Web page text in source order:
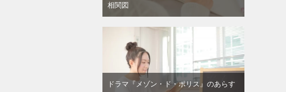
相関図
ドラマ『メゾン・ド・ポリス』のあらす